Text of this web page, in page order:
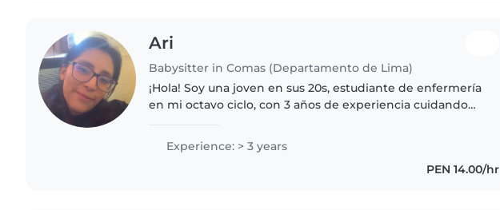
Ari
Babysitter in Comas (Departamento de Lima)
¡Hola! Soy una joven en sus 20s, estudiante de enfermería
en mi octavo ciclo, con 3 años de experiencia cuidando
manualidades,..
Experience: > 3 years
PEN 14.00/hr